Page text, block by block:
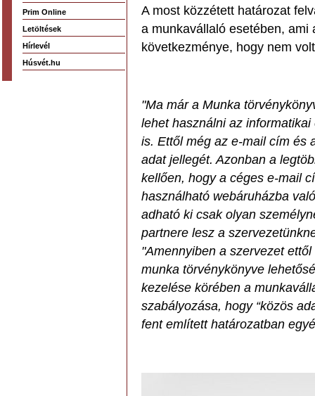
Prim Online
Letöltések
Hírlevél
Húsvét.hu
A most közzétett határozat
a munkavállaló esetében, ami
következménye, hogy nem
"Ma már a Munka
lehet használni az
is. Ettől még az e-mail cím és
adat jellegét. Azonban a
kellően, hogy a céges e-mail
használható webáruházba
adható ki csak olyan
partnere lesz a
"Amennyiben a szervezet
munka törvénykönyve
kezelése körében a
szabályozása, hogy “közös
fent említett határozatban